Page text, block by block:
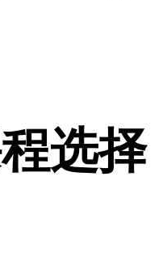
选择